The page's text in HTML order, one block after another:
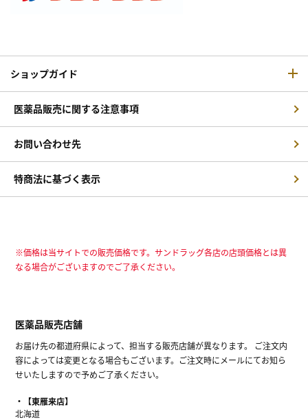
ショップガイド
医薬品販売に関する注意事項
お問い合わせ先
特商法に基づく表示
※価格は当サイトでの販売価格です。サンドラッグ各店の店頭価格とは異
なる場合がございますのでご了承ください。
医薬品販売店舗
お届け先の都道府県によって、担当する販売店舗が異なります。 ご注文内
容によっては変更となる場合もございます。ご注文時にメールにてお知ら
せいたしますので予めご了承ください。
【東雁来店】
北海道